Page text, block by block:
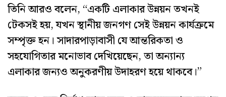
তিনি আরও বলেন, “একটি এলাকার উন্নয়ন তখনই
টেকসই হয়, যখন স্থানীয় জনগণ সেই উন্নয়ন কার্যক্রমে
সম্পৃক্ত হন। সাদারপাড়াবাসী যে আন্তরিকতা ও
সহযোগিতার মনোভাব দেখিয়েছেন, তা অন্যান্য
এলাকার জন্যও অনুকরণীয় উদাহরণ হয়ে থাকবে।”